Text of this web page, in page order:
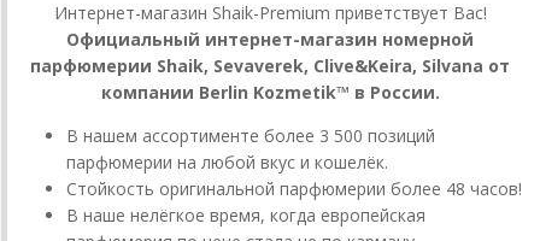
Интернет-магазин Shaik-Premium приветствует Вас!
Официальный интернет-магазин номерной
парфюмерии Shaik, Sevaverek, Clive&Keira, Silvana от
компании Berlin Kozmetik™ в России.
В нашем ассортименте более 3 500 позиций
парфюмерии на любой вкус и кошелёк.
Стойкость оригинальной парфюмерии более 48 часов!
В наше нелёгкое время, когда европейская